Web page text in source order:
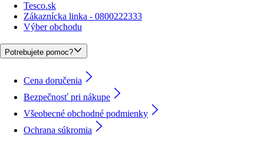
Tesco.sk
Zákaznícka linka - 0800222333
Výber obchodu
Potrebujete pomoc?
Cena doručenia
Bezpečnosť pri nákupe
Všeobecné obchodné podmienky
Ochrana súkromia